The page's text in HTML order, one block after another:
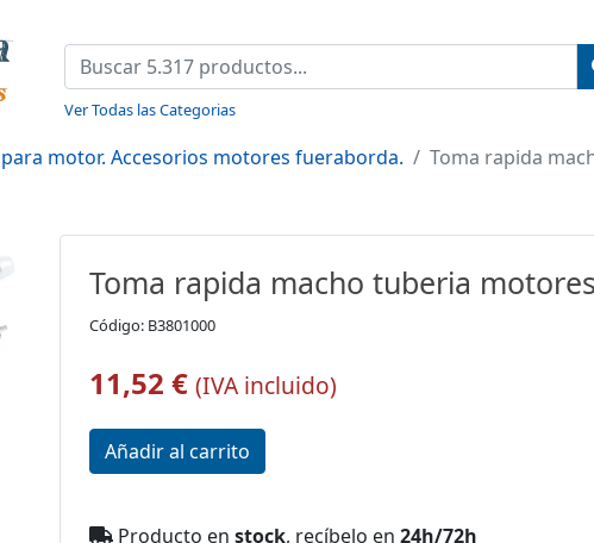
Ver Todas las Categorias
motor. Accesorios motores fueraborda. Toma rapida
Toma rapida macho tuberia
Código: B3801000
11,52 € (IVA incluido)
Producto en stock, recíbelo en 24h/72h